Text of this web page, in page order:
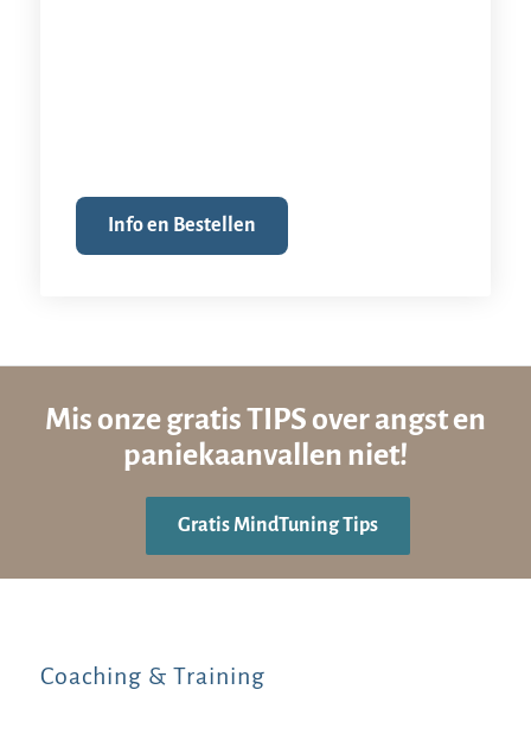
Info en Bestellen
Mis onze gratis TIPS over angst en
paniekaanvallen niet!
Gratis MindTuning Tips
Coaching & Training